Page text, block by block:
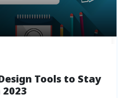
Tools to Stay